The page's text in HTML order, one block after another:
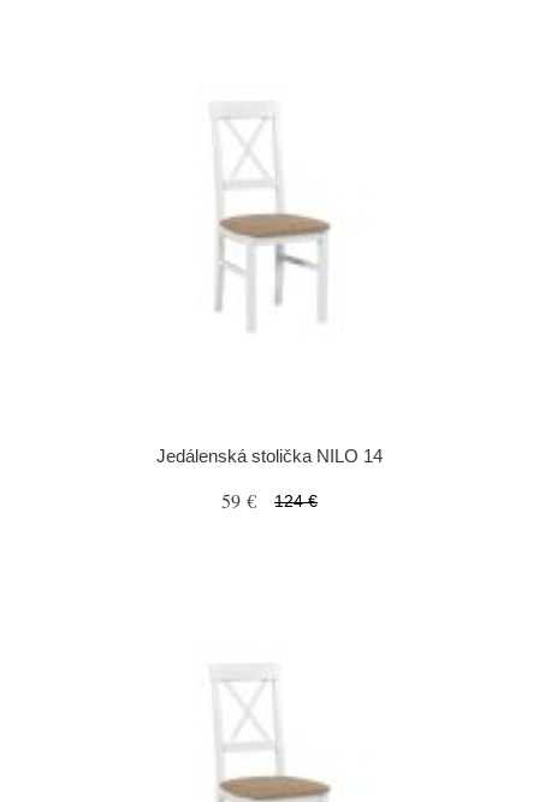
Jedálenská stolička NILO 14
59 € 124 €